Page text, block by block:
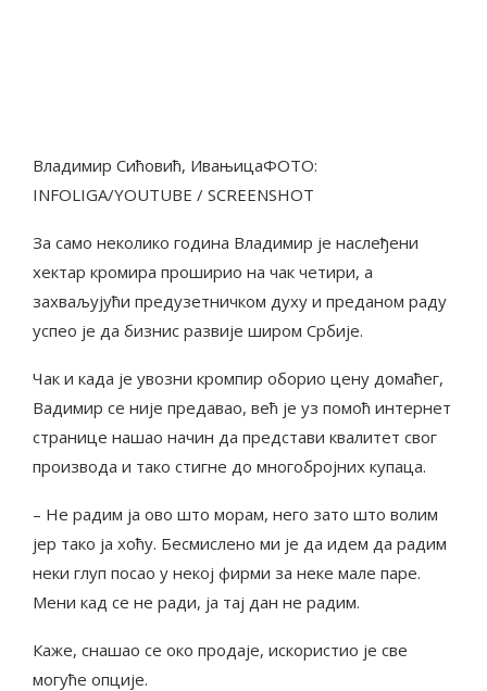
Владимир Сићовић, ИвањицаФОТО:
INFOLIGA/YOUTUBE / SCREENSHOT
За само неколико година Владимир је наслеђени
хектар кромира проширио на чак четири, а
захваљујући предузетничком духу и преданом раду
успео је да бизнис развије широм Србије.
Чак и када је увозни кромпир оборио цену домаћег,
Вадимир се није предавао, већ је уз помоћ интернет
странице нашао начин да представи квалитет свог
производа и тако стигне до многобројних купаца.
– Не радим ја ово што морам, него зато што волим
јер тако ја хоћу. Бесмислено ми је да идем да радим
неки глуп посао у некој фирми за неке мале паре.
Мени кад се не ради, ја тај дан не радим.
Каже, снашао се око продаје, искористио је све
могуће опције.